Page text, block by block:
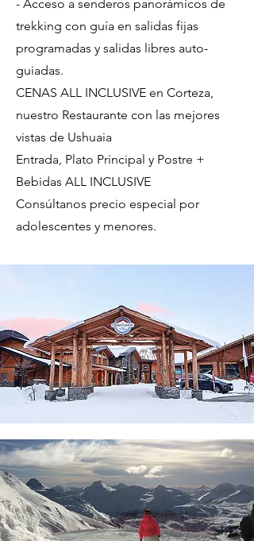
- Acceso a senderos panorámicos de
trekking con guía en salidas fijas
programadas y salidas libres auto-
guiadas.
CENAS ALL INCLUSIVE en Corteza,
nuestro Restaurante con las mejores
vistas de Ushuaia
Entrada, Plato Principal y Postre +
Bebidas ALL INCLUSIVE
Consúltanos precio especial por
adolescentes y menores.